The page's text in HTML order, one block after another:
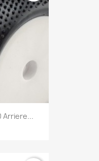
Arriere...